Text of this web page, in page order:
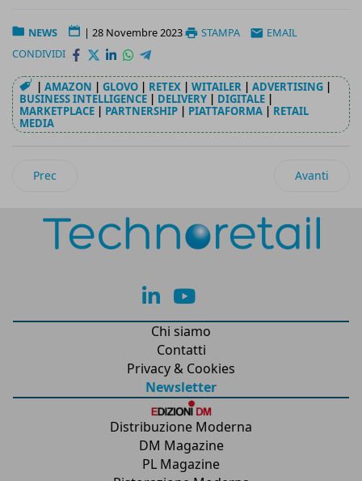
NEWS | 28 Novembre 2023 STAMPA
EMAIL
CONDIVIDI
| AMAZON | GLOVO | RETEX | WITAILER | ADVERTISING |
BUSINESS INTELLIGENCE | DELIVERY | DIGITALE |
MARKETPLACE | PARTNERSHIP | PIATTAFORMA | RETAIL
MEDIA
Articolo precedente: Post-Black Friday: prezzi degli e-
Prec Articolo
Avanti
lk yt
Chi siamo
Contatti
Privacy & Cookies
Newsletter
Distribuzione Moderna
DM Magazine
PL Magazine